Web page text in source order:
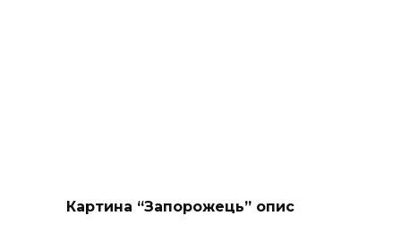
Картина “Запорожець” опис